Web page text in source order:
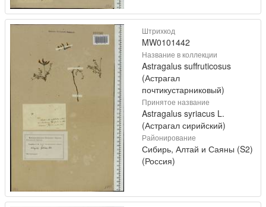
Штрихкод
MW0101442
Название в коллекции
Astragalus suffruticosus
(Астрагал
почтикустарниковый)
Принятое название
Astragalus syriacus L.
(Астрагал сирийский)
Районирование
Сибирь, Алтай и Саяны (S2)
(Россия)